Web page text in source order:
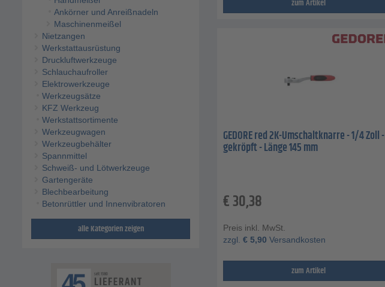
Ankörner und Anreißnadeln
Maschinenmeißel
Nietzangen
Werkstattausrüstung
Druckluftwerkzeuge
Schlauchaufroller
Elektrowerkzeuge
Werkzeugsätze
KFZ Werkzeug
Werkstattsortimente
Werkzeugwagen
Werkzeugbehälter
Spannmittel
Schweiß- und Lötwerkzeuge
Gartengeräte
Blechbearbeitung
Betonrüttler und Innenvibratoren
alle Kategorien zeigen
zum Artikel
GEDORE red 2K-Umschaltknarre - 1/4 Zoll -
gekröpft - Länge 145 mm
€30,38
Preis inkl. MwSt.
zzgl. € 5,90 Versandkosten
zum Artikel